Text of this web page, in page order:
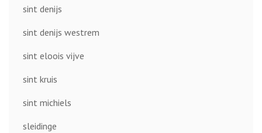
sint denijs
sint denijs westrem
sint eloois vijve
sint kruis
sint michiels
sleidinge